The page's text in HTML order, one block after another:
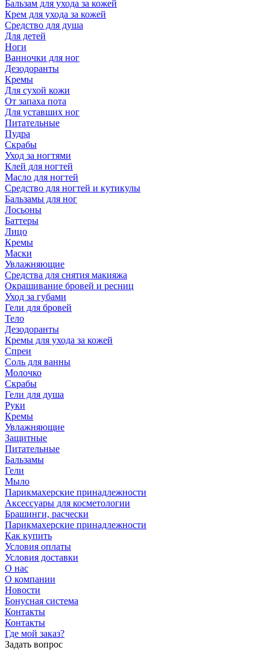
Бальзам для ухода за кожей
Крем для ухода за кожей
Средство для душа
Для детей
Ноги
Ванночки для ног
Дезодоранты
Кремы
Для сухой кожи
От запаха пота
Для уставших ног
Питательные
Пудра
Скрабы
Уход за ногтями
Клей для ногтей
Масло для ногтей
Средство для ногтей и кутикулы
Бальзамы для ног
Лосьоны
Баттеры
Лицо
Кремы
Маски
Увлажняющие
Средства для снятия макияжа
Окрашивание бровей и ресниц
Уход за губами
Гели для бровей
Тело
Дезодоранты
Кремы для ухода за кожей
Спреи
Соль для ванны
Молочко
Скрабы
Гели для душа
Руки
Кремы
Увлажняющие
Защитные
Питательные
Бальзамы
Гели
Мыло
Парикмахерские принадлежности
Аксессуары для косметологии
Брашинги, расчески
Парикмахерские принадлежности
Как купить
Условия оплаты
Условия доставки
О нас
О компании
Новости
Бонусная система
Контакты
Контакты
Где мой заказ?
Задать вопрос